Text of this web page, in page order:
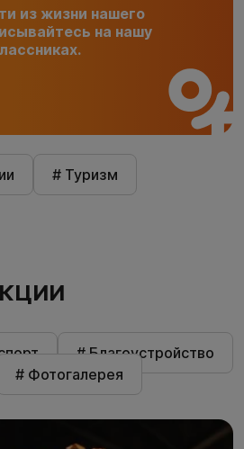
из жизни нашего
на нашу
# Туризм
# Благоустройство
# Фотогалерея